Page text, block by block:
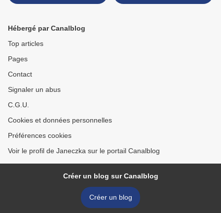
Hébergé par Canalblog
Top articles
Pages
Contact
Signaler un abus
C.G.U.
Cookies et données personnelles
Préférences cookies
Voir le profil de Janeczka sur le portail Canalblog
Créer un blog sur Canalblog
Créer un blog